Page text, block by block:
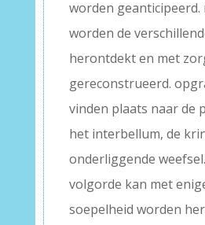
worden geanticipeerd.
worden de
herontdekt en met
gereconstrueerd.
vinden plaats naar de
het interbellum, de
onderliggende
volgorde kan met
soepelheid worden